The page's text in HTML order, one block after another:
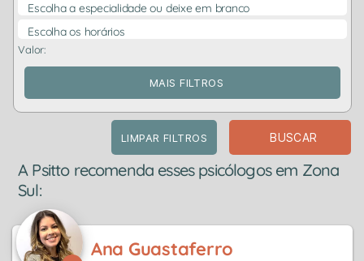
Escolha a especialidade ou deixe em branco
Escolha os horários
Valor:
MAIS FILTROS
LIMPAR FILTROS BUSCAR
A Psitto recomenda esses psicólogos em Zona
Sul:
Ana Guastaferro